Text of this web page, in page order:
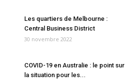
Les quartiers de Melbourne :
Central Business District
30 novembre 2022
COVID-19 en Australie : le point sur
la situation pour les...